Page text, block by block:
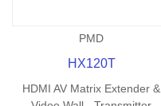
PMD
HX120T
HDMI AV Matrix Extender &